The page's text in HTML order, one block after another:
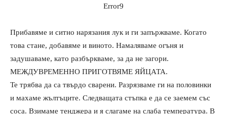
Error9
Прибавяме и ситно нарязания лук и ги запържваме. Когато
това стане, добавяме и виното. Намаляваме огъня и
задушаваме, като разбъркваме, за да не загори.
МЕЖДУВРЕМЕННО ПРИГОТВЯМЕ ЯЙЦАТА.
Те трябва да са твърдо сварени. Разрязваме ги на половинки
и махаме жълтъците. Следващата стъпка е да се заемем със
соса. Взимаме тенджера и я слагаме на слаба температура. В